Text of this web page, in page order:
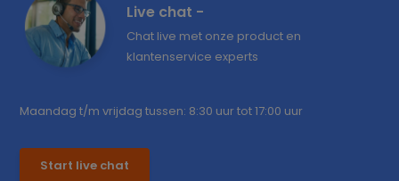
Live chat -
Chat live met onze product en
klantenservice experts
Maandag t/m vrijdag tussen: 8:30 uur tot 17:00 uur
Start live chat